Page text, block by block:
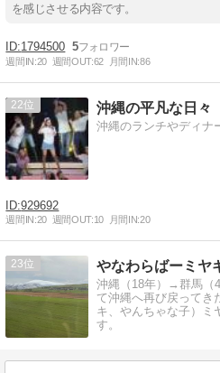
を感じさせる内容です。
1794500 5
週間IN:20 週間OUT:62 月間IN:86
22 沖縄の平凡な日々
沖縄のランチやディナ
929692
週間IN:20 週間OUT:10 月間IN:20
23 やなわらばーミヤ
沖縄（18年）→群馬（
て沖縄へ再び戻ってき
キ、やんちゃな子）ミ
す。